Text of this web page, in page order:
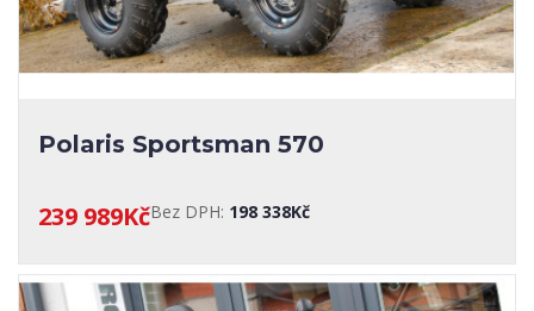
Polaris Sportsman 570
239 989KčBez DPH: 198 338Kč